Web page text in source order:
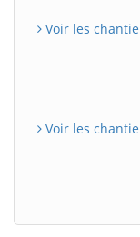
Voir les
Voir les